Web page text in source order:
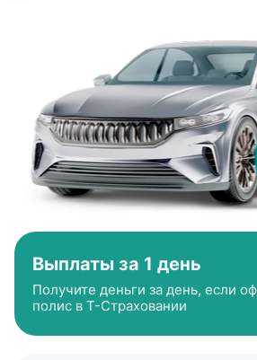
Выплаты за 1 день
Получите деньги за день, если
полис в Т-Страховании